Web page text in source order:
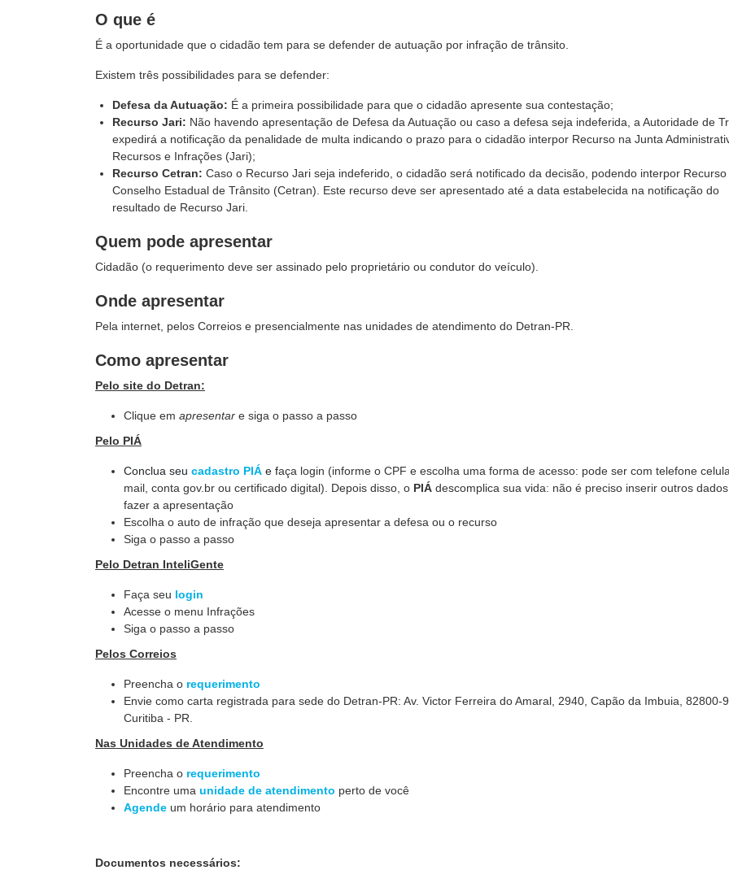
O que é
É a oportunidade que o cidadão tem para se defender de autuação por infração de trânsito.
Existem três possibilidades para se defender:
Defesa da Autuação: É a primeira possibilidade para que o cidadão apresente sua contestação;
Recurso Jari: Não havendo apresentação de Defesa da Autuação ou caso a defesa seja indeferida, a Autoridade de
expedirá a notificação da penalidade de multa indicando o prazo para o cidadão interpor Recurso na Junta
Recursos e Infrações (Jari);
Recurso Cetran:Caso o Recurso Jari seja indeferido, o cidadão será notificado da decisão, podendo interpor Recurso
Conselho Estadual de Trânsito (Cetran). Este recurso deve ser apresentado até a data estabelecida na notificação do
resultado de Recurso Jari.
Quem pode apresentar
Cidadão (o requerimento deve ser assinado pelo proprietário ou condutor do veículo).
Onde apresentar
Pela internet, pelos Correios e presencialmente nas unidades de atendimento do Detran-PR.
Como apresentar
Pelo site do Detran:
Clique em apresentar e siga o passo a passo
Pelo PIÁ
Conclua seu cadastro PIÁ e faça login (informe o CPF e escolha uma forma de acesso: pode ser com telefone
mail, conta gov.br ou certificado digital). Depois disso, o PIÁ descomplica sua vida: não é preciso inserir outros
fazer a apresentação
Escolha o auto de infração que deseja apresentar a defesa ou o recurso
Siga o passo a passo
Pelo Detran InteliGente
Faça seu login
Acesse o menu Infrações
Siga o passo a passo
Pelos Correios
Preencha o requerimento
Envie como carta registrada para sede do Detran-PR: Av. Victor Ferreira do Amaral, 2940, Capão da Imbuia, 82800-
Curitiba - PR.
Nas Unidades de Atendimento
Preencha o requerimento
Encontre uma unidade de atendimento perto de você
Agende um horário para atendimento
Documentos necessários: